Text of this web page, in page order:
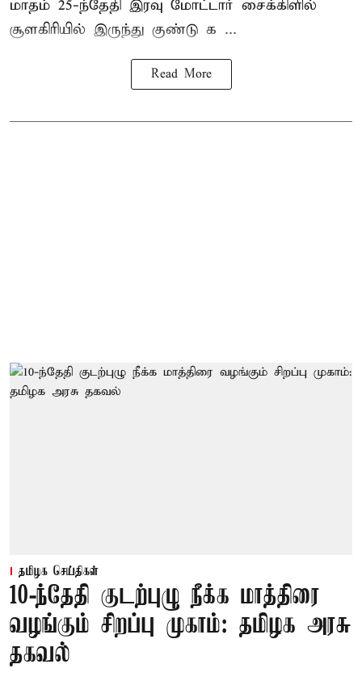
மாதம் 25-ந்தேதி இரவு மோட்டார் சைக்கிளில்
சூளகிரியில் இருந்து குண்டு க ...
Read More
தமிழக செய்திகள்
10-ந்தேதி குடற்புழு நீக்க மாத்திரை
வழங்கும் சிறப்பு முகாம்: தமிழக அரசு
தகவல்